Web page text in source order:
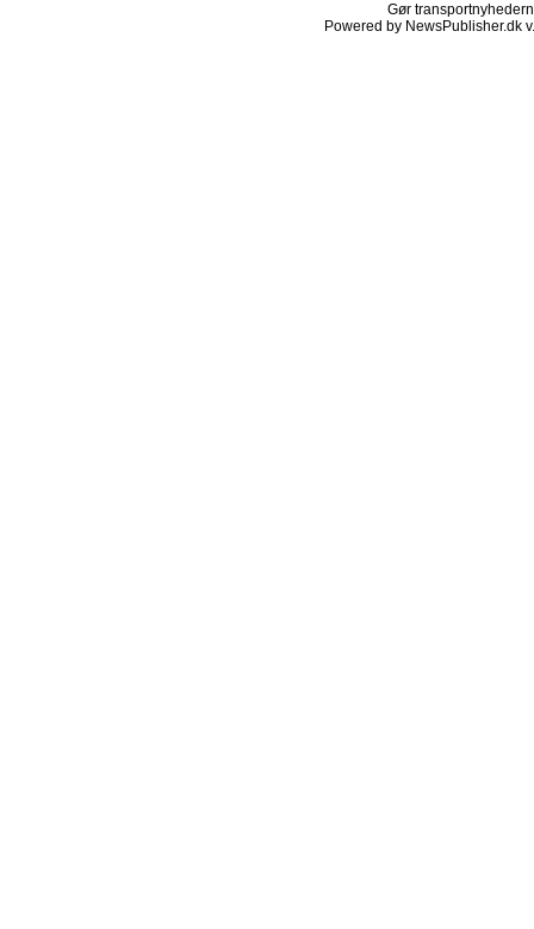
Gør
Powered by NewsPublisher.dk